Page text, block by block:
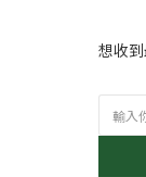
想收